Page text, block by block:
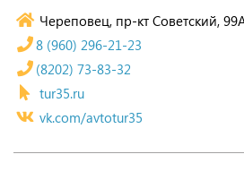
Череповец, пр-кт Советский,
8 (960) 296-21-23
(8202) 73-83-32
tur35.ru
vk.com/avtotur35